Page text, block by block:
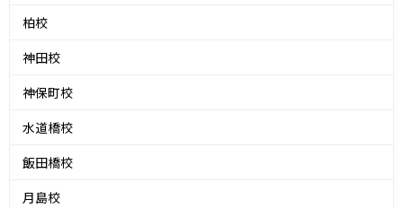
柏校
神田校
神保町校
水道橋校
飯田橋校
月島校